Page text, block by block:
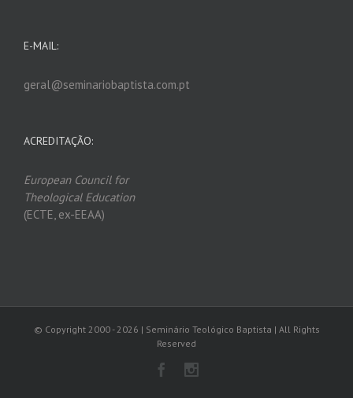
E-MAIL:
geral@seminariobaptista.com.pt
ACREDITAÇÃO:
European Council for
Theological Education
(ECTE, ex-EEAA)
© Copyright 2000 -2026 | Seminário Teológico Baptista | All Rights
Reserved
Facebook